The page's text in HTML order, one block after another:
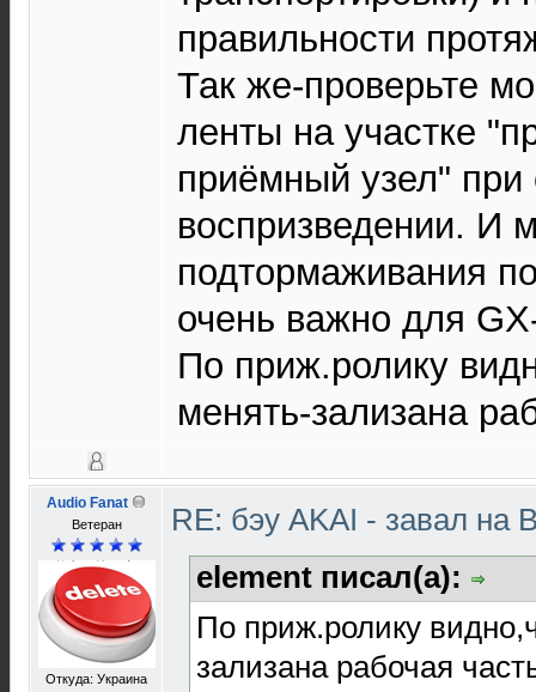
правильности
Так же-проверьте
ленты на участке
приёмный узел" при
воспризведении. И
подтормаживания
очень важно для
По приж.ролику
менять-зализана
Audio Fanat
Ветеран
Откуда: Украина
RE: бэу AKAI - завал на
element писал(а):
По приж.ролику
зализана рабочая